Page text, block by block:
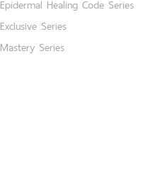
Epidermal Healing Code Series
Exclusive Series
Mastery Series